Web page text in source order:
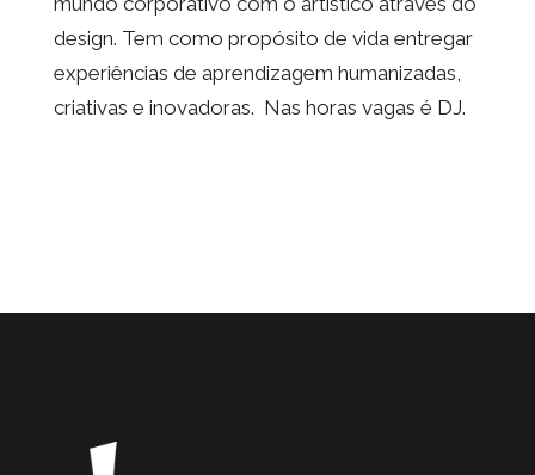
design. Tem como propósito de vida entregar
experiências de aprendizagem humanizadas,
criativas e inovadoras. Nas horas vagas é DJ.